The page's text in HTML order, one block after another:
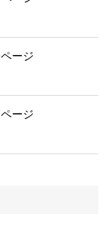
ージ
ージ